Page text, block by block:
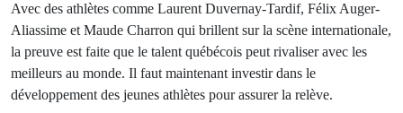
Avec des athlètes comme Laurent Duvernay-Tardif, Félix Auger-
Aliassime et Maude Charron qui brillent sur la scène internationale,
la preuve est faite que le talent québécois peut rivaliser avec les
meilleurs au monde. Il faut maintenant investir dans le
développement des jeunes athlètes pour assurer la relève.